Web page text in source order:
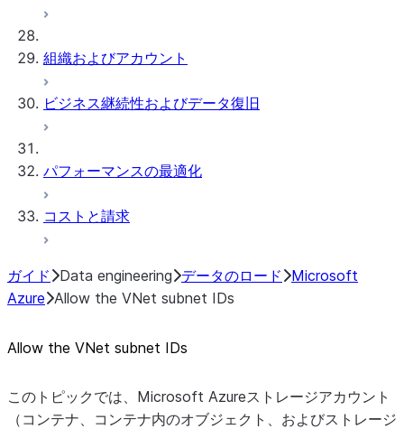
組織およびアカウント
ビジネス継続性およびデータ復旧
パフォーマンスの最適化
コストと請求
ガイド Data engineering データのロード
Microsoft
Azure Allow the VNet subnet IDs
Allow the VNet subnet IDs
このトピックでは、Microsoft Azureストレージアカウント
（コンテナ、コンテナ内のオブジェクト、およびストレージ